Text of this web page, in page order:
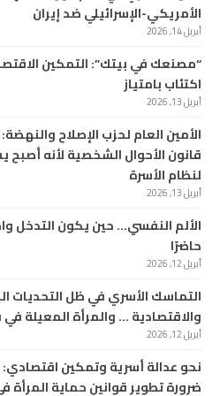
الأمريكي-الإسرائيلي ضد إيران
أبريل 14, 2026
“مصنعك في بيتك”: التمكين
اكتئاب بامتياز
أبريل 13, 2026
الأمين العام لحزب الإصلاح
قانون الأحوال الشخصية لأنه
لنظام الأسرة
أبريل 13, 2026
الألم النفسي… حين يكون التدخل
حاضرًا
أبريل 12, 2026
التماسك الأسري في ظل التحديات
والاقتصادية … والمرأة المعيلة
أبريل 12, 2026
نحو عدالة أسرية وتمكين
ضرورة تطوير قوانين حماية المرأة